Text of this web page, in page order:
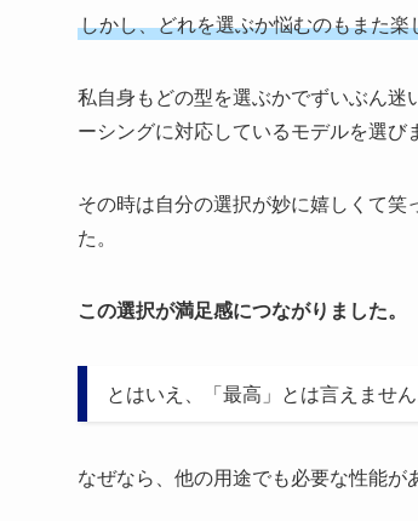
しかし、どれを選ぶか悩むのもまた楽
私自身もどの型を選ぶかでずいぶん
ーシングに対応しているモデルを選び
その時は自分の選択が妙に嬉しくて
た。
この選択が満足感につながりました。
とはいえ、「最高」とは言えません
なぜなら、他の用途でも必要な性能が